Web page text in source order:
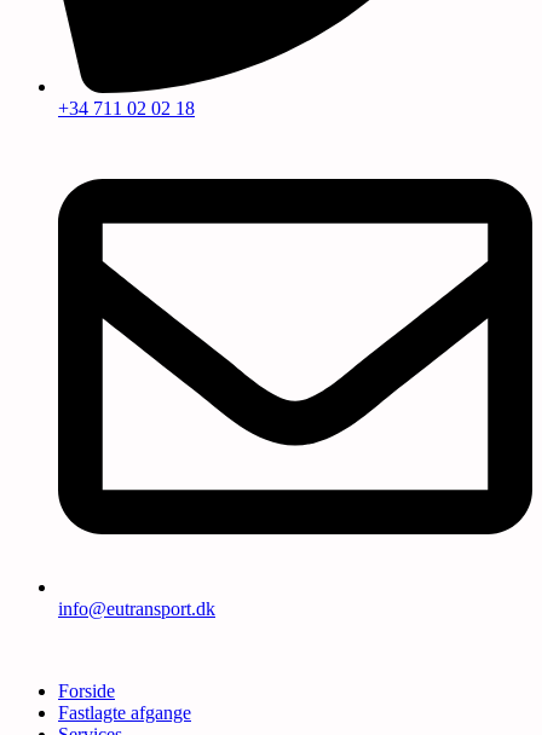
+34 711 02 02 18
info@eutransport.dk
Forside
Fastlagte afgange